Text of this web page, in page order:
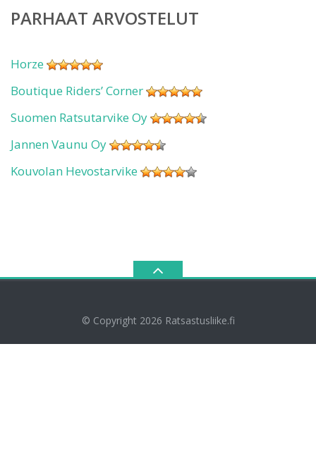
PARHAAT ARVOSTELUT
Horze
Boutique Riders’ Corner
Suomen Ratsutarvike Oy
Jannen Vaunu Oy
Kouvolan Hevostarvike
© Copyright 2026 Ratsastusliike.fi